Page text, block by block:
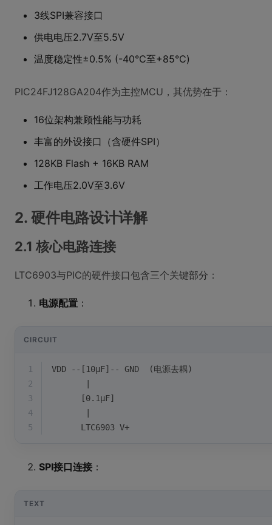
3线SPI兼容接口
供电电压2.7V至5.5V
温度稳定性±0.5% (-40°C至+85°C)
PIC24FJ128GA204作为主控MCU，其优势在于：
16位架构兼顾性能与功耗
丰富的外设接口（含硬件SPI）
128KB Flash + 16KB RAM
工作电压2.0V至3.6V
2. 硬件电路设计详解
2.1 核心电路连接
LTC6903与PIC的硬件接口包含三个关键部分：
电源配置 ：
CIRCUIT
1
VDD --[10μF]-- GND  (电源去耦)
2
3
      [0.1μF]
4
5
      LTC6903 V+
SPI接口连接 ：
TEXT